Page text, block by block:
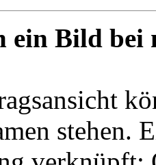
ein Bild bei
stehen.